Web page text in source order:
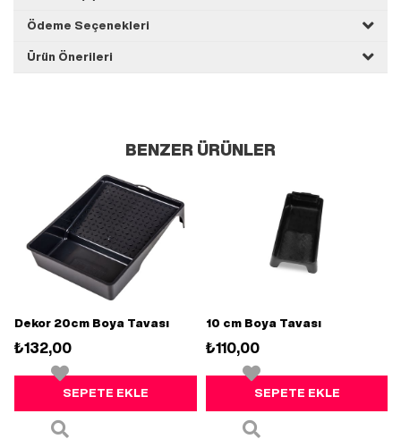
Ödeme Seçenekleri
Ürün Önerileri
BENZER ÜRÜNLER
Dekor 20cm Boya Tavası
₺132,00
SEPETE EKLE
10 cm Boya Tavası
₺110,00
SEPETE EKLE